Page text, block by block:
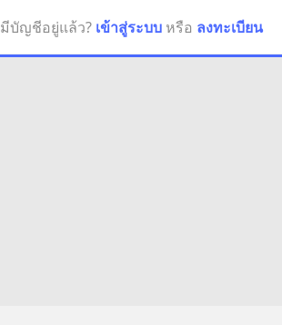
มีบัญชีอยู่แล้ว? เข้าสู่ระบบ หรือ ลงทะเบียน